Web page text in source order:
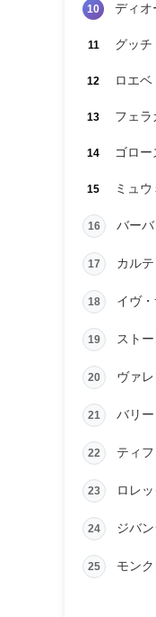
10 ディオ
11 グッチ
12 ロエ
13 フェラ
14 ゴロー
15 ミュウ
16 バー
17 カル
18 イヴ
19 スト
20 ヴァ
21 バリー
22 ティ
23 ロレ
24 ジバン
25 モン